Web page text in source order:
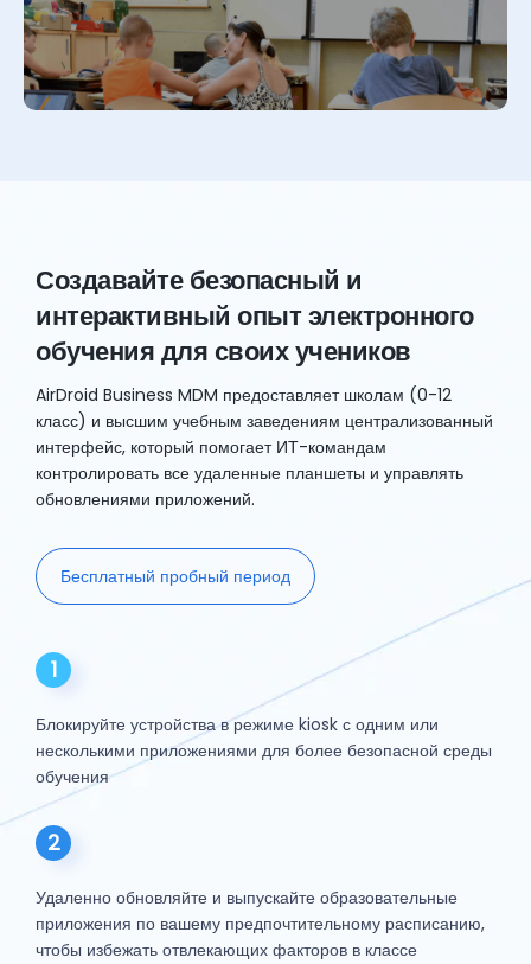
Создавайте безопасный и
интерактивный опыт электронного
обучения для своих учеников
AirDroid Business MDM предоставляет школам (0-12
класс) и высшим учебным заведениям централизованный
интерфейс, который помогает ИТ-командам
контролировать все удаленные планшеты и управлять
обновлениями приложений.
Бесплатный пробный период
1
Блокируйте устройства в режиме kiosk с одним или
несколькими приложениями для более безопасной среды
обучения
2
Удаленно обновляйте и выпускайте образовательные
приложения по вашему предпочтительному расписанию,
чтобы избежать отвлекающих факторов в классе